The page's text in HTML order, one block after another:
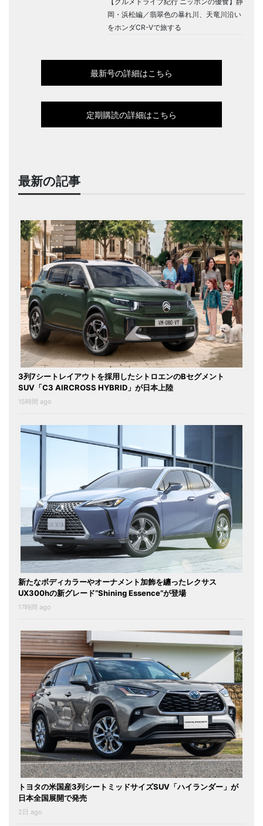
岡・浜松編／翡翠色の暴れ川、天竜川沿い
をホンダCR-Vで旅する
最新号の詳細はこちら
定期購読の詳細はこちら
最新の記事
3列7シートレイアウトを採用したシトロエンのBセグメント
SUV「C3 AIRCROSS HYBRID」が日本上陸
15時間 ago
新たなボディカラーやオーナメント加飾を纏ったレクサス
UX300hの新グレード“Shining Essence”が登場
17時間 ago
トヨタの米国産3列シートミッドサイズSUV「ハイランダー」が
日本全国展開で発売
2日 ago